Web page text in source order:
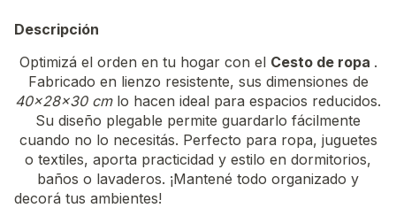
Descripción
Optimizá el orden en tu hogar con el Cesto de ropa .
Fabricado en lienzo resistente, sus dimensiones de
40x28x30 cmlo hacen ideal para espacios reducidos.
Su diseño plegable permite guardarlo fácilmente
cuando no lo necesitás. Perfecto para ropa, juguetes
o textiles, aporta practicidad y estilo en dormitorios,
baños o lavaderos. ¡Mantené todo organizado y
decorá tus ambientes!